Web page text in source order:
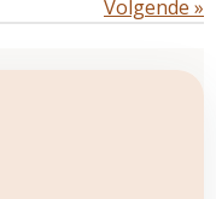
Volgende »